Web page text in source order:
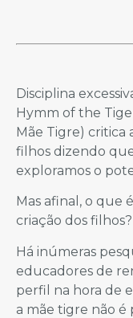
Disciplina
Hymm of the
Mãe Tigre) critica
filhos dizendo
exploramos o
Mas afinal, o que
criação dos filhos?
Há inúmeras
educadores de
perfil na hora de
a mãe tigre não é